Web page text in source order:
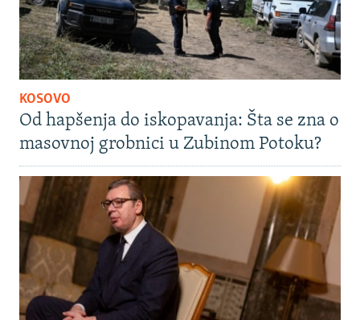
KOSOVO
Od hapšenja do iskopavanja: Šta se zna o
masovnoj grobnici u Zubinom Potoku?